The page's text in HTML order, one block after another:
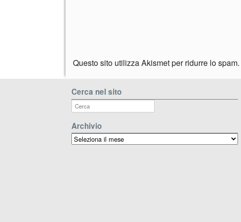
Questo sito utilizza Akismet per ridurre lo spam.
Cerca nel sito
Archivio
Archivio